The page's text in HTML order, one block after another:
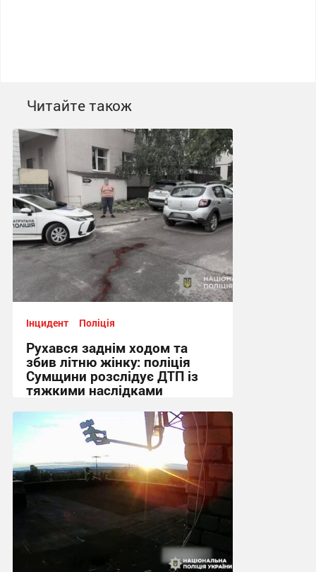
Читайте також
Інцидент Поліція
Рухався заднім ходом та
збив літню жінку: поліція
Сумщини розслідує ДТП із
тяжкими наслідками
10:20, 10.07.2026